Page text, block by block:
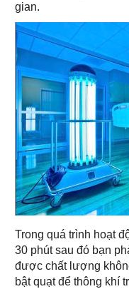
gian.
Trong quá trình hoạt
30 phút sau đó bạn
được chất lượng
bật quạt để thông khí